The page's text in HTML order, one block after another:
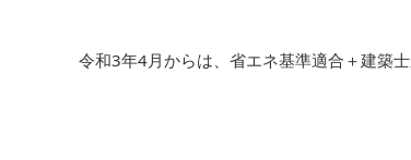
令和3年4月からは、省エネ基準適合＋建築